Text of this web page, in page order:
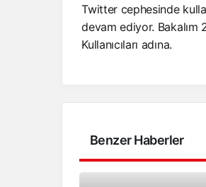
Twitter cephesinde
devam ediyor.
Kullanıcıları adına.
Benzer Haberler